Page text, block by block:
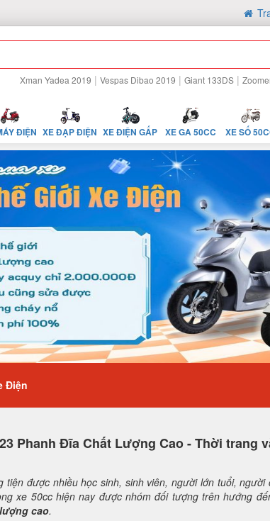
Xman Yadea 2019 | Vespas Dibao 2019 | Giant 133DS |
ĐIỆN XE ĐẠP ĐIỆN XE ĐIỆN GẤP XE GA 50CC XE SỐ
Điện
Phanh Đĩa Chất Lượng Cao - Thời trang
tiện được nhiều học sinh, sinh viên, người lớn tuổi,
xe 50cc hiện nay được nhóm đối tượng trên hướng
cao.